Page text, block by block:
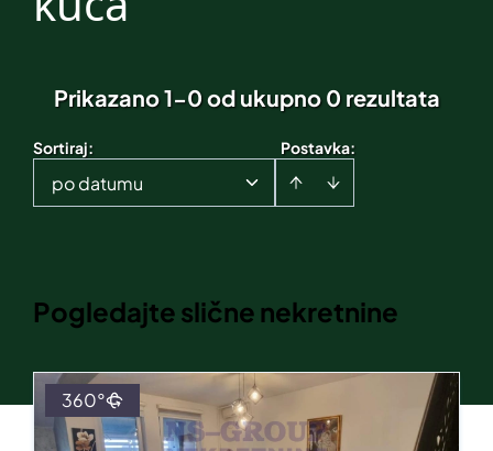
Prikazano 1-0 od ukupno 0 rezultata
Postavka:
Sortiraj:
po datumu
Pogledajte slične nekretnine
360°